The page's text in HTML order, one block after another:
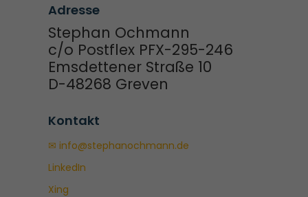
Adresse
Stephan Ochmann
c/o Postflex PFX-295-246
Emsdettener Straße 10
D-48268 Greven
Kontakt
✉ info@stephanochmann.de
LinkedIn
Xing